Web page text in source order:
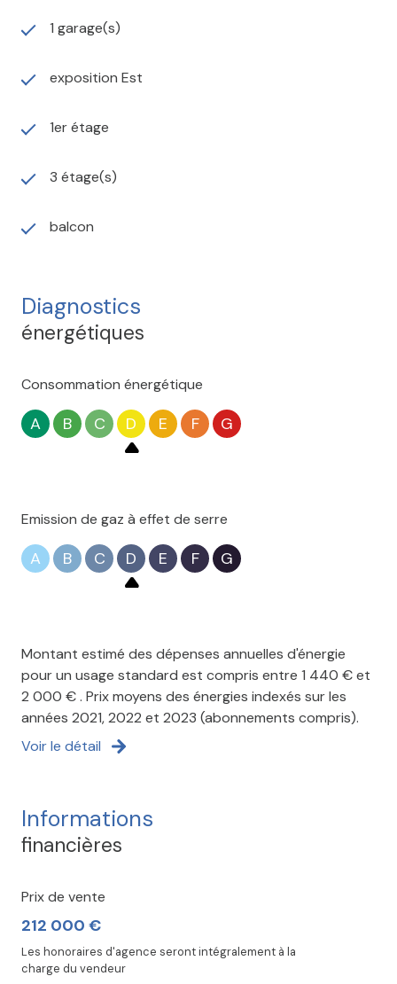
1 garage(s)
exposition Est
1er étage
3 étage(s)
balcon
Diagnostics
énergétiques
Consommation énergétique
A B C D E F G
Emission de gaz à effet de serre
A B C D E F G
Montant estimé des dépenses annuelles d'énergie
pour un usage standard est compris entre 1 440 € et
2 000 € . Prix moyens des énergies indexés sur les
années 2021, 2022 et 2023 (abonnements compris).
Voir le détail
Informations
financières
Prix de vente
212 000 €
Les honoraires d'agence seront intégralement à la
charge du vendeur